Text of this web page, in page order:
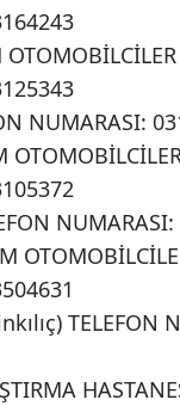
NUMARASI:
TELEFON